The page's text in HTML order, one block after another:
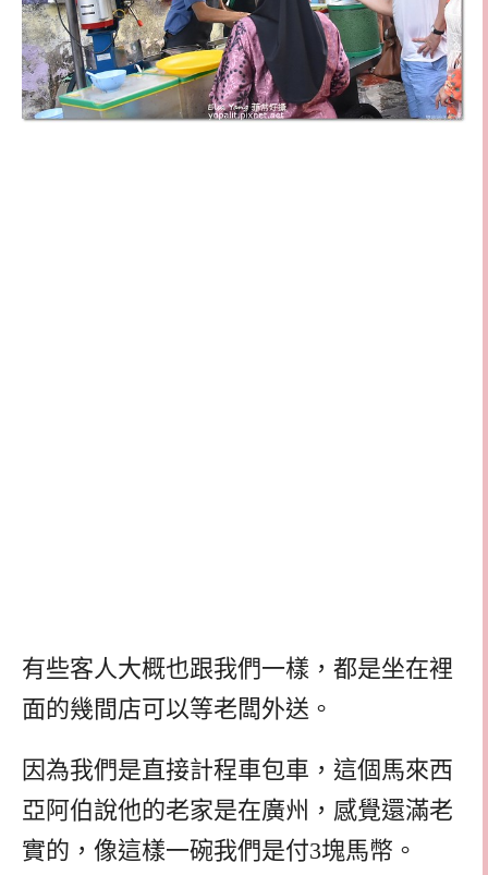
有些客人大概也跟我們一樣，都是坐在裡
面的幾間店可以等老闆外送。
因為我們是直接計程車包車，這個馬來西
亞阿伯說他的老家是在廣州，感覺還滿老
實的，像這樣一碗我們是付3塊馬幣。